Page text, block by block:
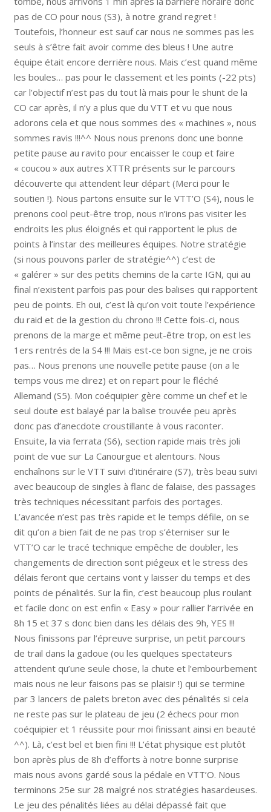
pas de CO pour nous (S3), à notre grand regret !
Toutefois, l’honneur est sauf car nous ne sommes pas les
seuls à s’être fait avoir comme des bleus ! Une autre
équipe était encore derrière nous. Mais c’est quand même
les boules… pas pour le classement et les points (-22 pts)
car l’objectif n’est pas du tout là mais pour le shunt de la
CO car après, il n’y a plus que du VTT et vu que nous
adorons cela et que nous sommes des « machines », nous
sommes ravis !!!^^ Nous nous prenons donc une bonne
petite pause au ravito pour encaisser le coup et faire
« coucou » aux autres XTTR présents sur le parcours
découverte qui attendent leur départ (Merci pour le
soutien !). Nous partons ensuite sur le VTT’O (S4), nous le
prenons cool peut-être trop, nous n’irons pas visiter les
endroits les plus éloignés et qui rapportent le plus de
points à l’instar des meilleures équipes. Notre stratégie
(si nous pouvons parler de stratégie^^) c’est de
« galérer » sur des petits chemins de la carte IGN, qui au
final n’existent parfois pas pour des balises qui rapportent
peu de points. Eh oui, c’est là qu’on voit toute l’expérience
du raid et de la gestion du chrono !!! Cette fois-ci, nous
prenons de la marge et même peut-être trop, on est les
1ers rentrés de la S4 !!! Mais est-ce bon signe, je ne crois
pas… Nous prenons une nouvelle petite pause (on a le
temps vous me direz) et on repart pour le fléché
Allemand (S5). Mon coéquipier gère comme un chef et le
seul doute est balayé par la balise trouvée peu après
donc pas d’anecdote croustillante à vous raconter.
Ensuite, la via ferrata (S6), section rapide mais très joli
point de vue sur La Canourgue et alentours. Nous
enchaînons sur le VTT suivi d’itinéraire (S7), très beau suivi
avec beaucoup de singles à flanc de falaise, des passages
très techniques nécessitant parfois des portages.
L’avancée n’est pas très rapide et le temps défile, on se
dit qu’on a bien fait de ne pas trop s’éterniser sur le
VTT’O car le tracé technique empêche de doubler, les
changements de direction sont piégeux et le stress des
délais feront que certains vont y laisser du temps et des
points de pénalités. Sur la fin, c’est beaucoup plus roulant
et facile donc on est enfin « Easy » pour rallier l’arrivée en
8h 15 et 37 s donc bien dans les délais des 9h, YES !!!
Nous finissons par l’épreuve surprise, un petit parcours
de trail dans la gadoue (ou les quelques spectateurs
attendent qu’une seule chose, la chute et l’embourbement
mais nous ne leur faisons pas se plaisir !) qui se termine
par 3 lancers de palets breton avec des pénalités si cela
ne reste pas sur le plateau de jeu (2 échecs pour mon
coéquipier et 1 réussite pour moi finissant ainsi en beauté
^^). Là, c’est bel et bien fini !!! L’état physique est plutôt
bon après plus de 8h d’efforts à notre bonne surprise
mais nous avons gardé sous la pédale en VTT’O. Nous
terminons 25e sur 28 malgré nos stratégies hasardeuses.
Le jeu des pénalités liées au délai dépassé fait que